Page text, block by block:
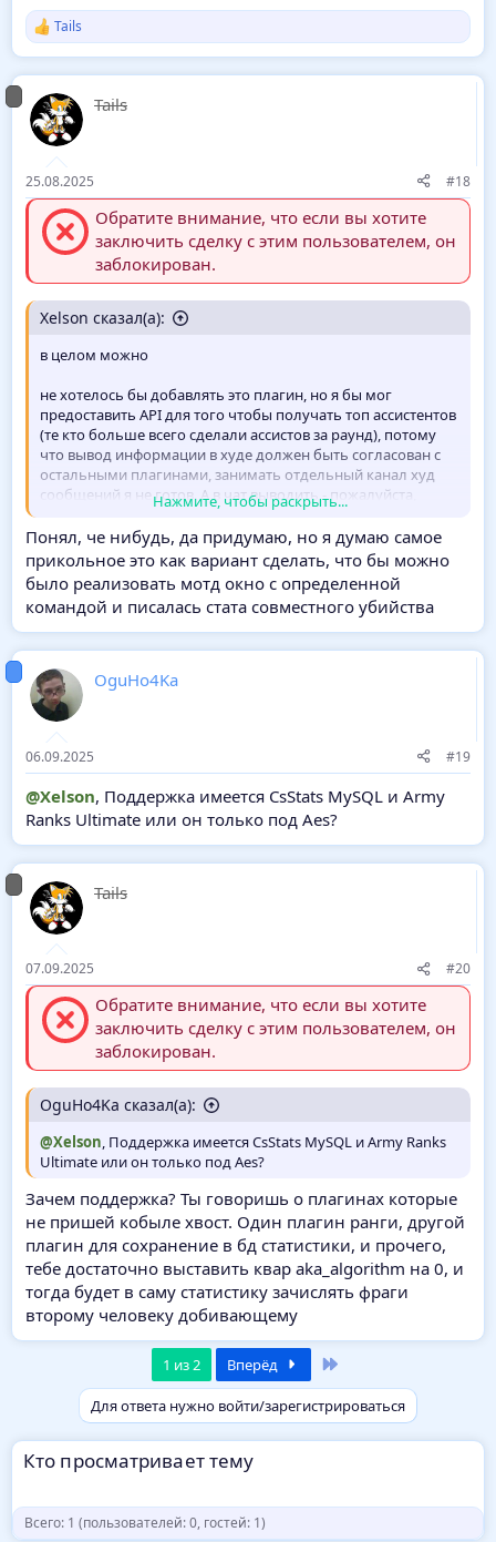
Р
ц
и
и
Tails
Tails
25.08.2025 #18
Обратите внимание, что если вы хотите
заключить сделку с этим пользователем, он
заблокирован.
Xelson сказал(а):
в целом можно
не хотелось бы добавлять это плагин, но я бы мог
предоставить API для того чтобы получать топ ассистентов
(те кто больше всего сделали ассистов за раунд), потому
что вывод информации в худе должен быть согласован с
остальными плагинами, занимать отдельный канал худ
сообщений я не готов. А в чат выводить - пожалуйста,
это тоже только через API, могу сделать форвард для этого.
Я не намерен интегрировать ядро плагина с другими
плагинами, AES был просто исключением
мне снова не нравится эта идея, потому что скринфейды
могут конфликтовать друг с другом. Сейчас очень часто на
серверах стоит плагин скринфейда от убийств - это прямой
конфликт с этой фичей. Наложение скринфейдов в этом
случае можно было бы реализовать путем смешевания
Нажмите, чтобы раскрыть...
Понял, че нибудь, да придумаю, но я думаю самое
прикольное это как вариант сделать, что бы можно
было реализовать мотд окно с определенной
командой и писалась стата совместного убийства
OguHo4Ka
06.09.2025 #19
@Xelson, Поддержка имеется CsStats MySQL и Army
Ranks Ultimate или он только под Aes?
Tails
07.09.2025 #20
Обратите внимание, что если вы хотите
заключить сделку с этим пользователем, он
заблокирован.
OguHo4Ka сказал(а):
@Xelson, Поддержка имеется CsStats MySQL и Army Ranks
Ultimate или он только под Aes?
Зачем поддержка? Ты говоришь о плагинах которые
не пришей кобыле хвост. Один плагин ранги, другой
плагин для сохранение в бд статистики, и прочего,
тебе достаточно выставить квар aka_algorithm на 0, и
тогда будет в саму статистику зачислять фраги
второму человеку добивающему
1 из 2 Вперёд
Для ответа нужно войти/зарегистрироваться
Кто просматривает тему
Всего: 1 (пользователей: 0, гостей: 1)